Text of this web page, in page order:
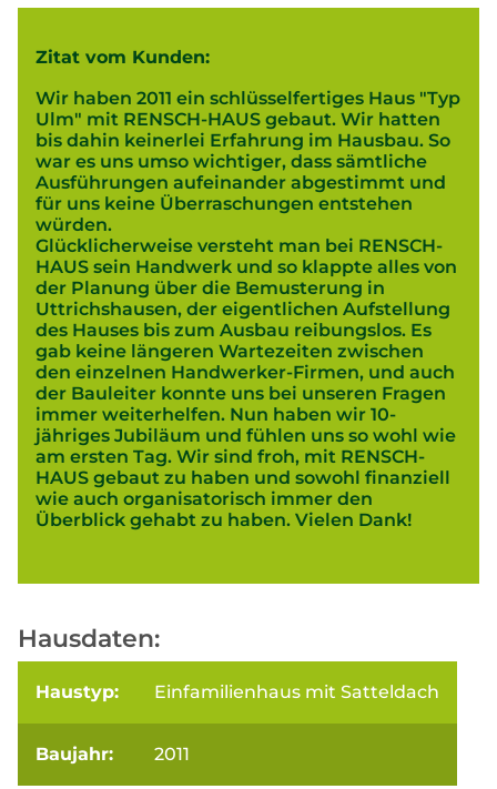
Zitat vom Kunden:
Wir haben 2011 ein schlüsselfertiges Haus "Typ
Ulm" mit RENSCH-HAUS gebaut. Wir hatten
bis dahin keinerlei Erfahrung im Hausbau. So
war es uns umso wichtiger, dass sämtliche
Ausführungen aufeinander abgestimmt und
für uns keine Überraschungen entstehen
würden.
Glücklicherweise versteht man bei RENSCH-
HAUS sein Handwerk und so klappte alles von
der Planung über die Bemusterung in
Uttrichshausen, der eigentlichen Aufstellung
des Hauses bis zum Ausbau reibungslos. Es
gab keine längeren Wartezeiten zwischen
den einzelnen Handwerker-Firmen, und auch
der Bauleiter konnte uns bei unseren Fragen
immer weiterhelfen. Nun haben wir 10-
jähriges Jubiläum und fühlen uns so wohl wie
am ersten Tag. Wir sind froh, mit RENSCH-
HAUS gebaut zu haben und sowohl finanziell
wie auch organisatorisch immer den
Überblick gehabt zu haben. Vielen Dank!
Hausdaten:
Haustyp: Einfamilienhaus mit Satteldach
Baujahr: 2011